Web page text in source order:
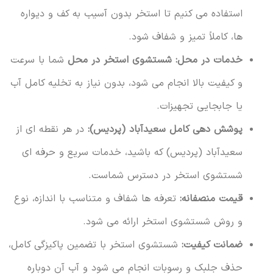
استفاده می کنیم تا استخر بدون آسیب به کف و دیواره
ها، کاملاً تمیز و شفاف شود.
خدمات در محل: شستشوی استخر در محلشما با سرعت
و کیفیت بالا انجام می شود، بدون نیاز به تخلیه کامل آب
یا جابجایی تجهیزات.
پوشش دهی کامل سعیدآباد (پردیس):در هر نقطه ای از
سعیدآباد (پردیس) که باشید، خدمات سریع و حرفه ای
شستشوی استخر در دسترس شماست.
قیمت منصفانه:تعرفه ها شفاف و متناسب با اندازه، نوع
و روش شستشوی استخر ارائه می شود.
ضمانت کیفیت:شستشوی استخر با تضمین پاکیزگی کامل،
حذف جلبک و رسوبات انجام می شود و آب آن دوباره